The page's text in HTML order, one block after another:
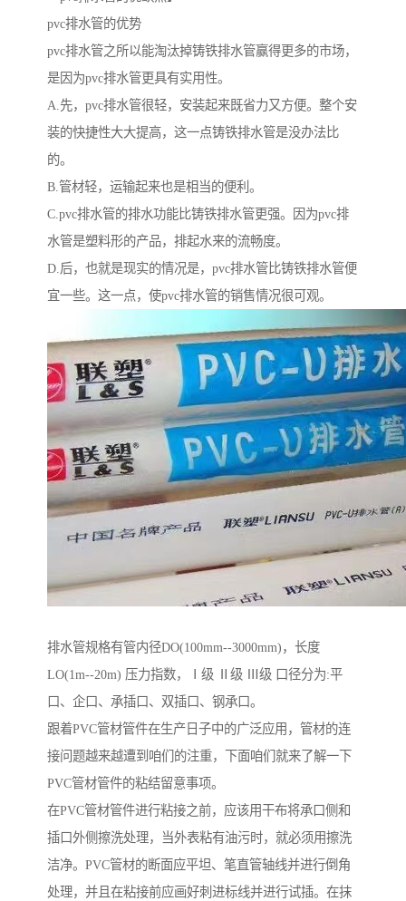
pvc排水管的优势
pvc排水管之所以能淘汰掉铸铁排水管赢得更多的市场，
是因为pvc排水管更具有实用性。
A.先，pvc排水管很轻，安装起来既省力又方便。整个安
装的快捷性大大提高，这一点铸铁排水管是没办法比
的。
B.管材轻，运输起来也是相当的便利。
C.pvc排水管的排水功能比铸铁排水管更强。因为pvc排
水管是塑料形的产品，排起水来的流畅度。
D.后，也就是现实的情况是，pvc排水管比铸铁排水管便
宜一些。这一点，使pvc排水管的销售情况很可观。
排水管规格有管内径DO(100mm--3000mm)，长度
LO(1m--20m) 压力指数，Ⅰ级 Ⅱ级 Ⅲ级 口径分为:平
口、企口、承插口、双插口、钢承口。
跟着PVC管材管件在生产日子中的广泛应用，管材的连
接问题越来越遭到咱们的注重，下面咱们就来了解一下
PVC管材管件的粘结留意事项。
在PVC管材管件进行粘接之前，应该用干布将承口侧和
插口外侧擦洗处理，当外表粘有油污时，就必须用擦洗
洁净。PVC管材的断面应平坦、笔直管轴线并进行倒角
处理，并且在粘接前应画好刺进标线并进行试插。在抹